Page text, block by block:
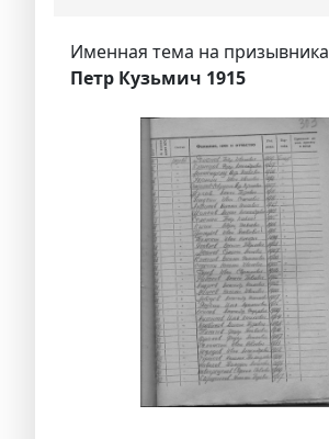
Именная тема на призывника
Петр Кузьмич 1915